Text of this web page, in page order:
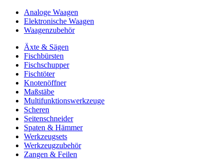
Analoge Waagen
Elektronische Waagen
Waagenzubehör
Äxte & Sägen
Fischbürsten
Fischschupper
Fischtöter
Knotenöffner
Maßstäbe
Multifunktionswerkzeuge
Scheren
Seitenschneider
Spaten & Hämmer
Werkzeugsets
Werkzeugzubehör
Zangen & Feilen